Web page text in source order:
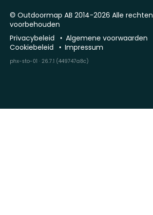
© Outdoormap AB 2014-2026 Alle rechten
voorbehouden
Privacybeleid
Algemene voorwaarden
Cookiebeleid
Impressum
phx-sto-01 · 26.7.1 (449747a8c)